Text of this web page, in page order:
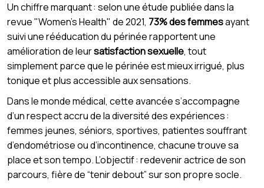
Un chiffre marquant : selon une étude publiée dans la
revue "Women’s Health" de 2021, 73% des femmesayant
suivi une rééducation du périnée rapportent une
amélioration de leursatisfaction sexuelle, tout
simplement parce que le périnée est mieux irrigué, plus
tonique et plus accessible aux sensations.
Dans le monde médical, cette avancée s’accompagne
d’un respect accru de la diversité des expériences :
femmes jeunes, séniors, sportives, patientes souffrant
d’endométriose ou d’incontinence, chacune trouve sa
place et son tempo. L’objectif : redevenir actrice de son
parcours, fière de “tenir debout” sur son propre socle.